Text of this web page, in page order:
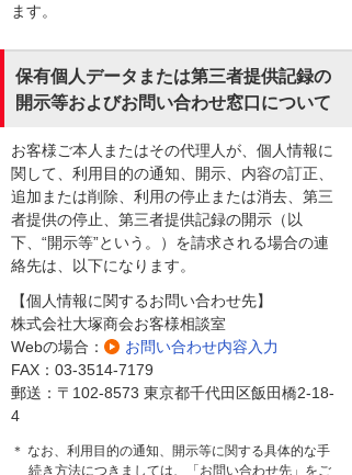
ます。
保有個人データまたは第三者提供記録の
開示等およびお問い合わせ窓口について
お客様ご本人またはその代理人が、個人情報に
関して、利用目的の通知、開示、内容の訂正、
追加または削除、利用の停止または消去、第三
者提供の停止、第三者提供記録の開示（以
下、“開示等”という。）を請求される場合の連
絡先は、以下になります。
【個人情報に関するお問い合わせ先】
株式会社大塚商会お客様相談室
Webの場合：
お問い合わせ内容入力
FAX：03-3514-7179
郵送：〒102-8573 東京都千代田区飯田橋2-18-
4
＊ なお、利用目的の通知、開示等に関する具体的な手
続き方法につきましては、「お問い合わせ先」をご